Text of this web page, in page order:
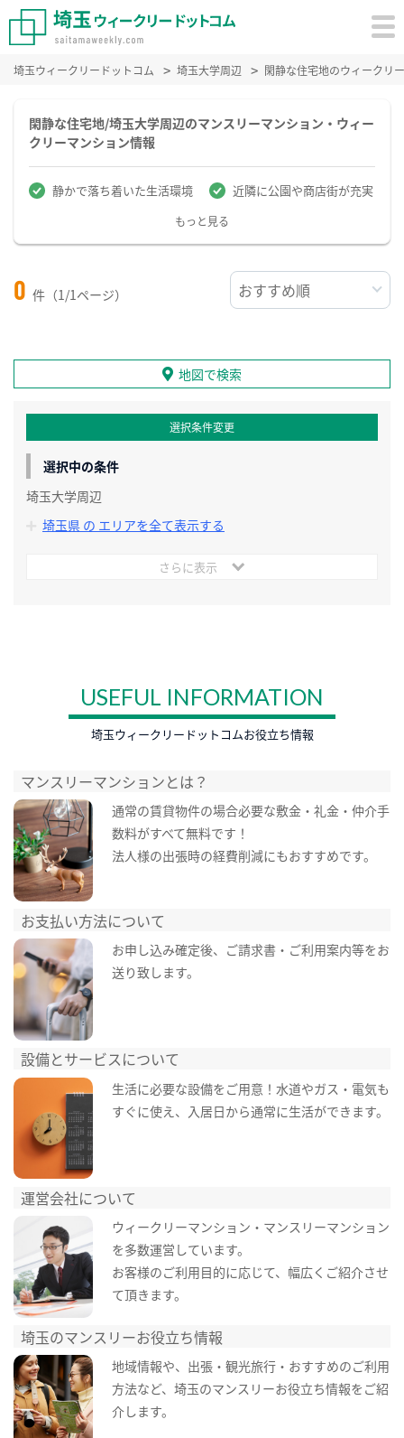
埼玉ウィークリードットコム 埼玉大学周辺 閑静な住宅地のウィークリ
閑静な住宅地/埼玉大学周辺のマンスリーマンション・ウィー
クリーマンション情報
静かで落ち着いた生活環境 近隣に公園や商店街が充実
もっと見る
0 件（1/1ページ）
地図で検索
選択条件変更
選択中の条件
埼玉大学周辺
埼玉県 の エリアを全て表示する
さらに表示
USEFUL INFORMATION
埼玉ウィークリードットコムお役立ち情報
マンスリーマンションとは？
通常の賃貸物件の場合必要な敷金・礼金・仲介手
数料がすべて無料です！
法人様の出張時の経費削減にもおすすめです。
お支払い方法について
お申し込み確定後、ご請求書・ご利用案内等をお
送り致します。
設備とサービスについて
生活に必要な設備をご用意！水道やガス・電気も
すぐに使え、入居日から通常に生活ができます。
運営会社について
ウィークリーマンション・マンスリーマンション
を多数運営しています。
お客様のご利用目的に応じて、幅広くご紹介させ
て頂きます。
埼玉のマンスリーお役立ち情報
地域情報や、出張・観光旅行・おすすめのご利用
方法など、埼玉のマンスリーお役立ち情報をご紹
介します。